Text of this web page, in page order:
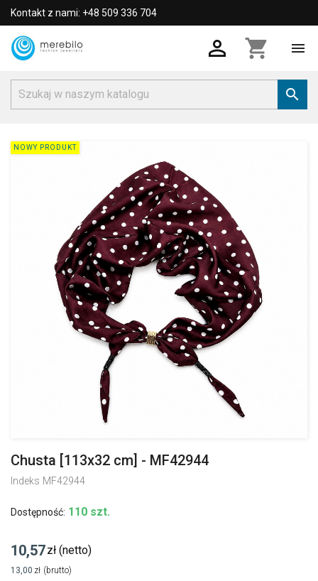
Kontakt z nami: +48 509 336 704
 shopping_cart 

NOWY PRODUKT
Chusta [113x32 cm] - MF42944
Indeks MF42944
Dostępność: 110 szt.
10,57zł (netto)
13,00 zł (brutto)